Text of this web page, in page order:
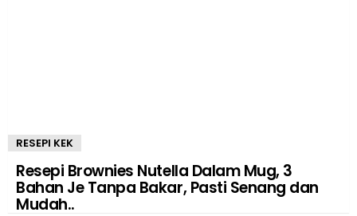
RESEPI KEK
Resepi Brownies Nutella Dalam Mug, 3
Bahan Je Tanpa Bakar, Pasti Senang dan
Mudah..